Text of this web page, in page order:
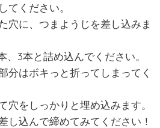
てください。
穴に、つまようじを差し込みま
、3本と詰め込んでください。
分はボキっと折ってしまってく
穴をしっかりと埋め込みます。
し込んで締めてみてください！